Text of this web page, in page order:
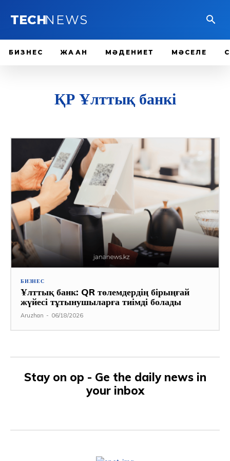
TECHNEWS
БИЗНЕС ЖАҺАН МӘДЕНИЕТ МӘСЕЛЕ
ҚР Ұлттық банкі
БИЗНЕС
Ұлттық банк: QR төлемдердің бірыңғай
жүйесі тұтынушыларға тиімді болады
Aruzhan - 06/18/2026
Stay on op - Ge the daily news in
your inbox